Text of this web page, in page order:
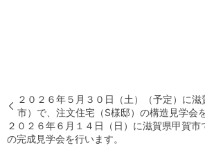
２０２６年５月３０日（土）（予定）に
市）で、注文住宅（S様邸）の構造見学会
２０２６年６月１４日（日）に滋賀県甲賀
の完成見学会を行います。